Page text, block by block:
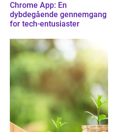
Chrome App: En
dybdegående gennemgang
for tech-entusiaster